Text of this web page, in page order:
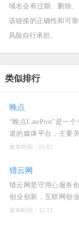
域名会有过期、删除
该链接的正确性和可
风险自行承担。
类似排行
晚点
“晚点LatePost”是一
道的媒体平台，主要
汽车、消费等多个领
解读等
发布时间：01-02
猎云网
猎云网坚守用心服务
创业创新，互联网创
产品、新公司、新模
发布时间：12-13